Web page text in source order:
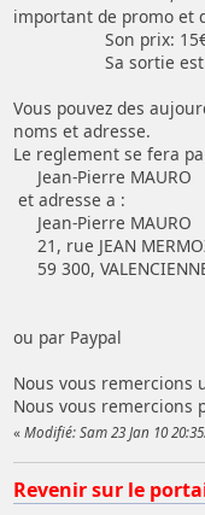
important de promo et
Son prix: 15€00
Sa sortie est
Vous pouvez des
noms et adresse.
Le reglement se fera
Jean-Pierre MAURO
et adresse a :
Jean-Pierre MAURO
21, rue JEAN
59 300,
ou par Paypal
Nous vous remercions
Nous vous remercions
« Modifié: Sam 23 Jan 10
Revenir sur le